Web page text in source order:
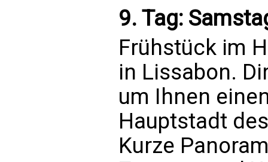
9. Tag:
Frühstück im
in Lissabon.
um Ihnen
Hauptstadt
Kurze